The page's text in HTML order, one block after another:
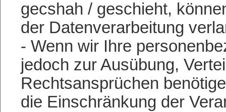
gecshah / geschieht,
der Datenverarbeitung
- Wenn wir Ihre
jedoch zur Ausübung,
Rechtsansprüchen
die Einschränkung der